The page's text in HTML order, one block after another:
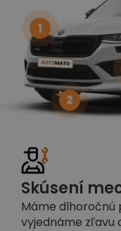
Skúsení
Máme dlhoročnú
vyjednáme zľavu
1
2